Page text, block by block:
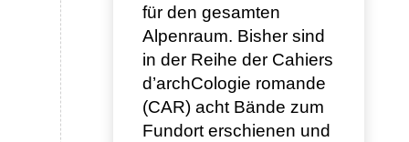
für den gesamten
Alpenraum. Bisher sind
in der Reihe der Cahiers
d’archCologie romande
(CAR) acht Bände zum
Fundort erschienen und